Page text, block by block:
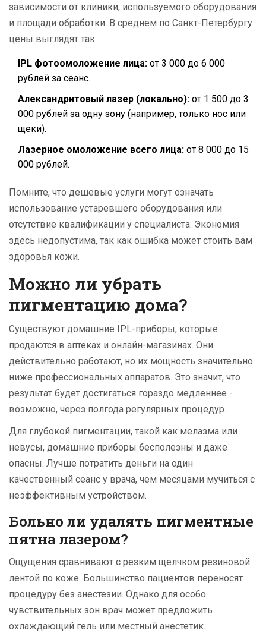
зависимости от клиники, используемого оборудования
и площади обработки. В среднем по Санкт-Петербургу
цены выглядят так:
IPL фотоомоложение лица: от 3 000 до 6 000
рублей за сеанс.
Александритовый лазер (локально): от 1 500 до 3
000 рублей за одну зону (например, только нос или
щеки).
Лазерное омоложение всего лица: от 8 000 до 15
000 рублей.
Помните, что дешевые услуги могут означать
использование устаревшего оборудования или
отсутствие квалификации у специалиста. Экономия
здесь недопустима, так как ошибка может стоить вам
здоровья кожи.
Можно ли убрать
пигментацию дома?
Существуют домашние IPL-приборы, которые
продаются в аптеках и онлайн-магазинах. Они
действительно работают, но их мощность значительно
ниже профессиональных аппаратов. Это значит, что
результат будет достигаться гораздо медленнее -
возможно, через полгода регулярных процедур.
Для глубокой пигментации, такой как мелазма или
невусы, домашние приборы бесполезны и даже
опасны. Лучше потратить деньги на один
качественный сеанс у врача, чем месяцами мучиться с
неэффективным устройством.
Больно ли удалять пигментные
пятна лазером?
Ощущения сравнивают с резким щелчком резиновой
лентой по коже. Большинство пациентов переносят
процедуру без анестезии. Однако для особо
чувствительных зон врач может предложить
охлаждающий гель или местный анестетик.